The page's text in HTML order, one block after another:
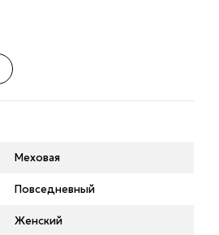
Меховая
Повседневный
Женский